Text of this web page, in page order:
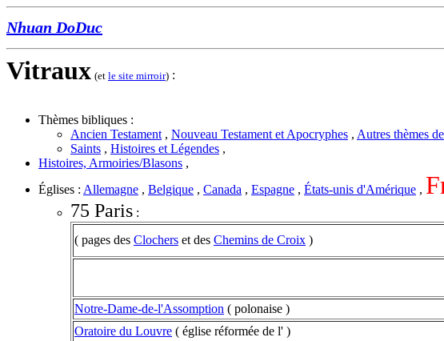
Nhuan DoDuc
Vitraux (et le site mirroir) :
Thèmes bibliques :
Ancien Testament , Nouveau Testament et Apocryphes , Autres thèmes
Saints , Histoires et Légendes ,
Histoires, Armoiries/Blasons ,
Églises : Allemagne , Belgique , Canada , Espagne , États-unis d'Amérique ,
75 Paris :
( pages des Clochers et des Chemins de Croix )
Notre-Dame-de-l'Assomption ( polonaise )
Oratoire du Louvre ( église réformée de l' )